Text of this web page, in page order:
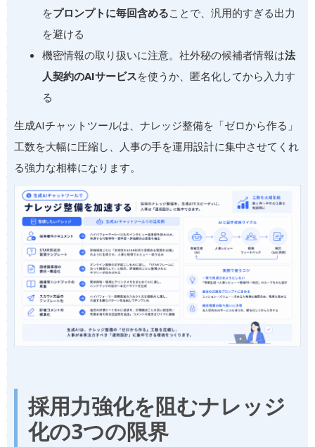
をプロンプトに毎回含めることで、汎用的すぎる出力
を避ける
機密情報の取り扱いに注意。社外秘の候補者情報は法
人契約のAIサービスを使うか、匿名化してから入力す
る
生成AIチャットツールは、ナレッジ整備を「ゼロから作る」
工数を大幅に圧縮し、人事の手を運用設計に集中させてくれ
る強力な相棒になります。
採用力強化を阻むナレッジ
化の3つの限界